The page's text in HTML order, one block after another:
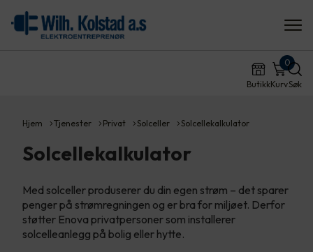
ButikkKurv
0
Søk
Hjem Tjenester Privat Solceller Solcellekalkulator
Solcellekalkulator
Med solceller produserer du din egen strøm – det sparer
penger på strømregningen og er bra for miljøet. Derfor
støtter Enova privatpersoner som installerer
solcelleanlegg på bolig eller hytte.